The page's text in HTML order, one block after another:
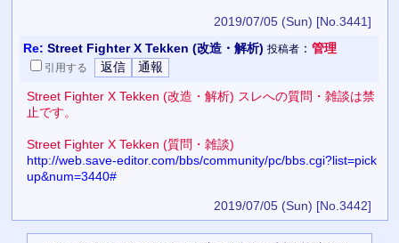
2019/07/05 (Sun) [No.3441]
Re: Street Fighter X Tekken (改造・解析) 投稿者： 管理
引用する
Street Fighter X Tekken (改造・解析) スレへの質問・雑談は禁
止です。
Street Fighter X Tekken (質問・雑談)
http://web.save-editor.com/bbs/community/pc/bbs.cgi?list=pick
up&num=3440#
2019/07/05 (Sun) [No.3442]